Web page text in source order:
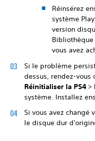
Réinsérez
système
version
vous avez
Si le problème
dessus, rendez-vous
Réinitialiser la PS4 >
système. Installez
Si vous avez changé
le disque dur